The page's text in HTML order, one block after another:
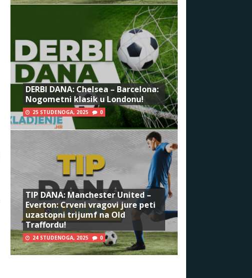
DERBI DANA: Chelsea – Barcelona:
Nogometni klasik u Londonu!
25 STUDENOGA, 2025 0
TIP DANA: Manchester United –
Everton: Crveni vragovi jure peti
uzastopni trijumf na Old
Traffordu!
24 STUDENOGA, 2025 0